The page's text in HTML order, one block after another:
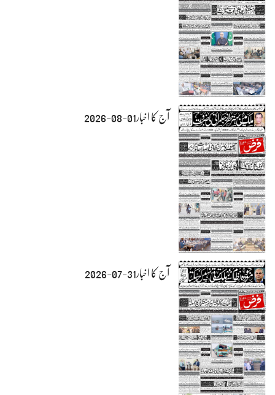
آج کا اخبار01-08-2026
آج کا اخبار31-07-2026